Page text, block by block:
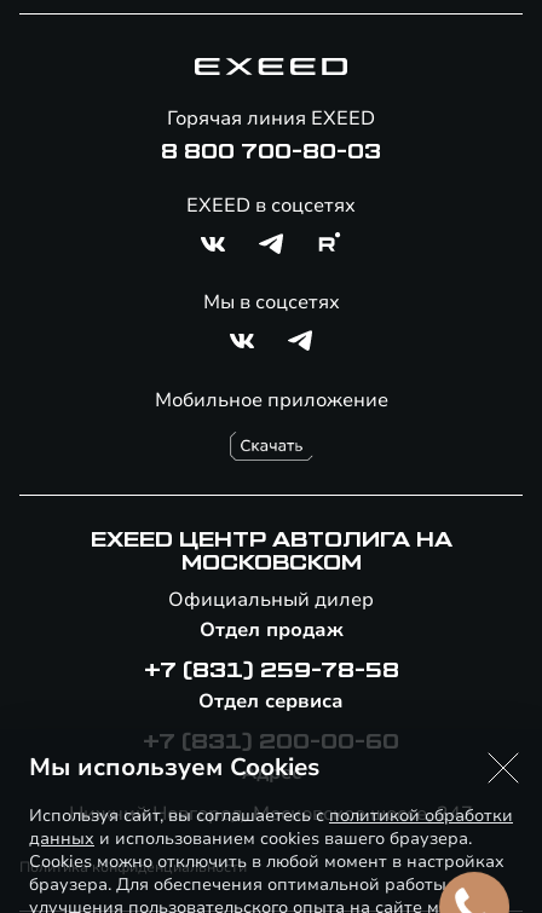
Помощь на дорогах
Мобильное приложение
Горячая линия EXEED
8 800 700-80-03
EXEED в соцсетях
Мы в соцсетях
EXEED ЦЕНТР АВТОЛИГА НА
МОСКОВСКОМ
Официальный дилер
Отдел продаж
+7 (831) 259-78-58
Отдел сервиса
+7 (831) 200-00-60
Адрес
Нижний Новгород, Московское шоссе, 247
Политика конфиденциальности
Мы используем Cookies
Используя сайт, вы соглашаетесь сполитикой обработки
данных и использованием cookies вашего браузера.
Cookies можно отключить в любой момент в настройках
браузера. Для обеспечения оптимальной работы и
улучшения пользовательского опыта на сайте могут